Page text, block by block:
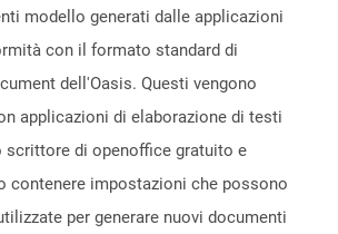
modello generati dalle applicazioni
con il formato standard di
dell'Oasis. Questi vengono
applicazioni di elaborazione di testi
scrittore di openoffice gratuito e
contenere impostazioni che possono
per generare nuovi documenti